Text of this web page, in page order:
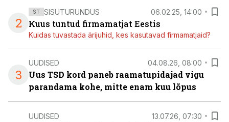
2
ST SISUTURUNDUS 06.02.25, 14:00
Kuus tuntud firmamatjat Eestis
Kuidas tuvastada ärijuhid, kes kasutavad firmamatjaid?
3
UUDISED 04.08.26, 08:00
Uus TSD kord paneb raamatupidajad vigu
parandama kohe, mitte enam kuu lõpus
UUDISED 13.07.26, 07:30